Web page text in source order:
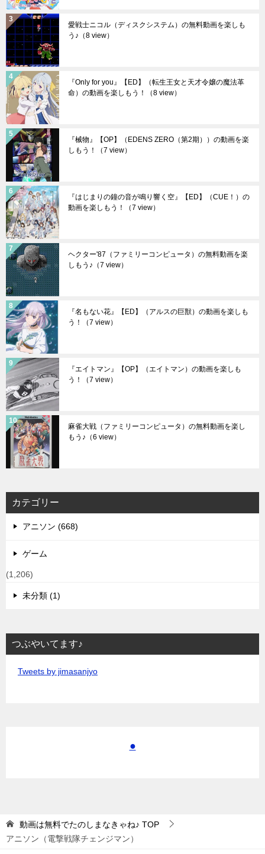
愛戦士ニコル（ディスクシステム）の無料動画を楽しも
う♪ （8 view）
『Only for you』【ED】（転生王女と天才令嬢の魔法革
命）の動画を楽しもう！
（8 view）
『械物』【OP】（EDENS ZERO（第2期））の動画を楽
しもう！
（7 view）
『はじまりの鐘の音が鳴り響く空』【ED】（CUE！）の
動画を楽しもう！
（7 view）
ヘクター'87（ファミリーコンピュータ）の無料動画を楽
しもう♪ （7 view）
『名もない花』【ED】（アルスの巨獣）の動画を楽しも
う！
（7 view）
『エイトマン』【OP】（エイトマン）の動画を楽しも
う！
（7 view）
麻雀大戦（ファミリーコンピュータ）の無料動画を楽し
もう♪ （6 view）
カテゴリー
アニソン (668)
ゲーム
(1,206)
未分類 (1)
つぶやいてます♪
Tweets by jimasanjyo
●
動画は無料でたのしまなきゃね♪ TOP
アニソン（電撃戦隊チェンジマン）